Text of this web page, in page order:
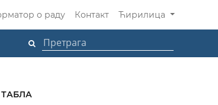
о раду Контакт Ћирилица